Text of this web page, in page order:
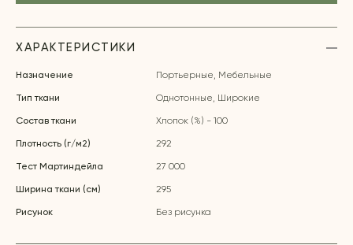
ХАРАКТЕРИСТИКИ
Назначение Портьерные, Мебельные
Тип ткани Однотонные, Широкие
Состав ткани Хлопок (%) - 100
Плотность (г/м2) 292
Тест Мартиндейла 27 000
Ширина ткани (см) 295
Рисунок Без рисунка